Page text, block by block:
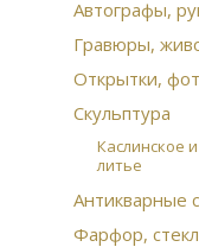
Автографы,
Гравюры,
Открытки,
Скульптура
Каслинское
литье
Антикварные
Фарфор,